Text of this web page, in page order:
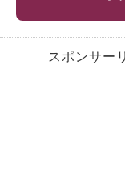
スポンサー